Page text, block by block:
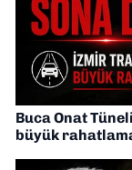
Buca Onat
büyük